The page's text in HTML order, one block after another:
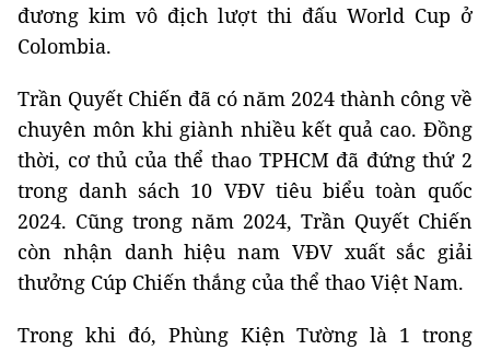
đương kim vô địch lượt thi đấu World Cup ở
Colombia.
Trần Quyết Chiến đã có năm 2024 thành công về
chuyên môn khi giành nhiều kết quả cao. Đồng
thời, cơ thủ của thể thao TPHCM đã đứng thứ 2
trong danh sách 10 VĐV tiêu biểu toàn quốc
2024. Cũng trong năm 2024, Trần Quyết Chiến
còn nhận danh hiệu nam VĐV xuất sắc giải
thưởng Cúp Chiến thắng của thể thao Việt Nam.
Trong khi đó, Phùng Kiện Tường là 1 trong